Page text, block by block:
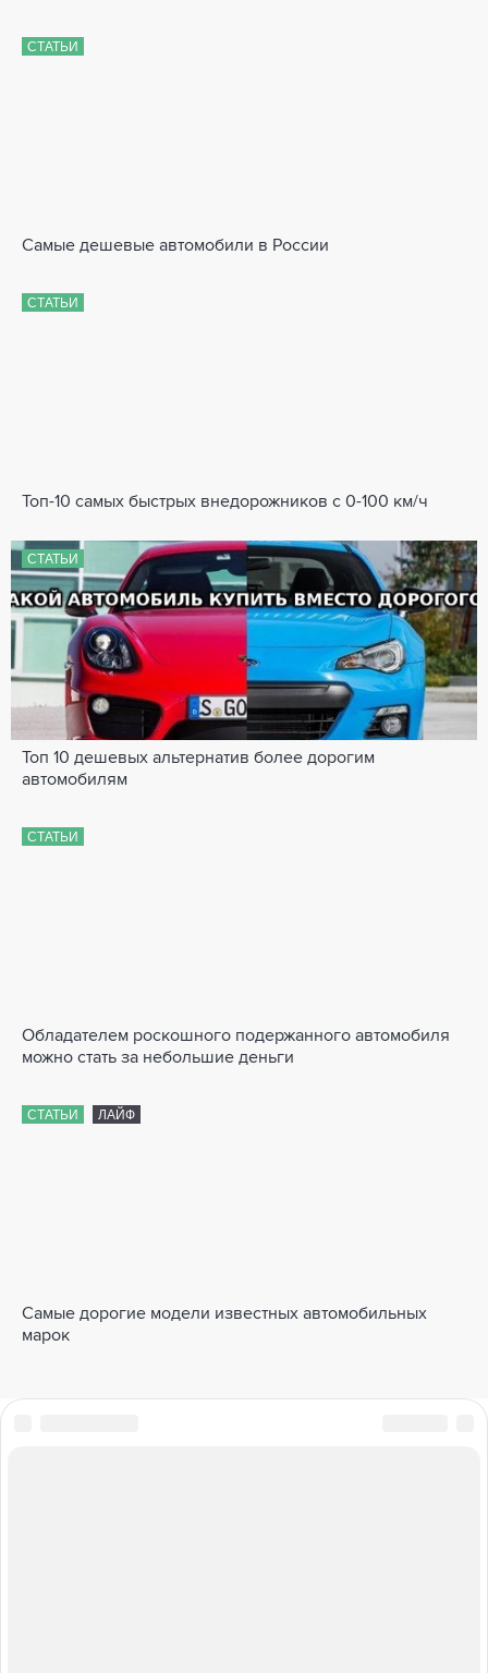
СТАТЬИ
Самые дешевые автомобили в России
СТАТЬИ
Топ-10 самых быстрых внедорожников с 0-100 км/ч
СТАТЬИ
Топ 10 дешевых альтернатив более дорогим
автомобилям
СТАТЬИ
Обладателем роскошного подержанного автомобиля
можно стать за небольшие деньги
СТАТЬИ ЛАЙФ
Самые дорогие модели известных автомобильных
марок